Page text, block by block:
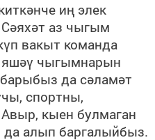
иң элек
аз чыгым
вакыт команда
чыгымнарын
да сәламәт
спортны,
кыен булмаган
да алып баргалыйбыз.